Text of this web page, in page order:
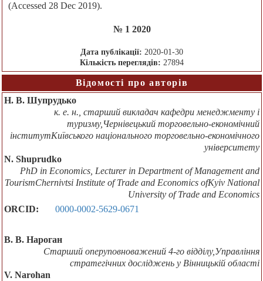
(Accessed 28 Dec 2019).
№ 1 2020
Дата публікації: 2020-01-30
Кількість переглядів: 27894
Відомості про авторів
Н. В. Шупрудько
к. е. н., старший викладач кафедри менеджменту і
туризму,Чернівецький торговельно-економічний
інститутКиївського національного торговельно-економічного
університету
N. Shuprudko
PhD in Economics, Lecturer in Department of Management and
TourismChernivtsi Institute of Trade and Economics ofKyiv National
University of Trade and Economics
ORCID:
0000-0002-5629-0671
В. В. Нароган
Старший оперуповноважений 4-го відділу,Управління
стратегічних досліджень у Вінницькій області
V. Narohan